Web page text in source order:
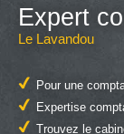
Expert
Le Lavandou
Pour une
Expertise
Trouvez le